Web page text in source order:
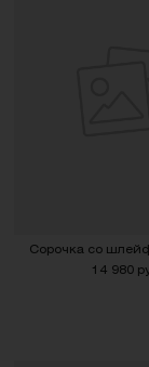
Сорочка со
14 980